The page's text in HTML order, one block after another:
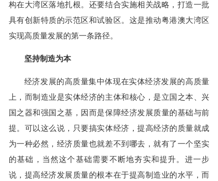
构在大湾区落地扎根。还要结合实施相关战略，打造一批
具有创新特质的示范区和试验区。这是推动粤港澳大湾区
实现高质量发展的第一条路径。
坚持制造为本
经济发展的高质量集中体现在实体经济发展的高质量
上，而制造业是实体经济的主体和核心，是立国之本、兴
国之器和强国之基，因而是保障经济发展质量的基础与前
提。可以这么说，只要搞实体经济，提高经济的质量就成
为一种必然，经济质量也就差不到哪去，就有了一个坚实
的基础，当然这个基础需要不断地夯实和提升。进一步
说，提高经济发展质量的根本在于提高制造业的水平，而